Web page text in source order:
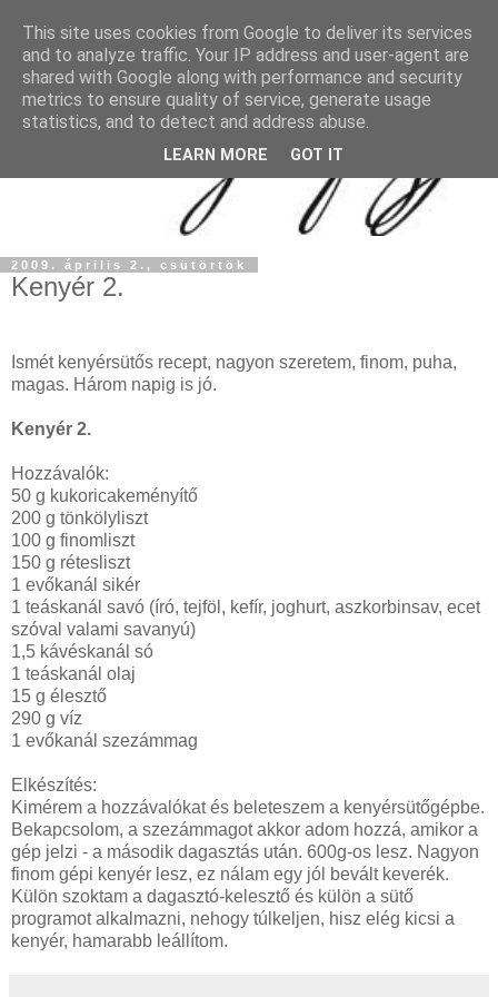
2009. április 2., csütörtök
Kenyér 2.
Ismét kenyérsütős recept, nagyon szeretem, finom, puha,
magas. Három napig is jó.
Kenyér 2.
Hozzávalók:
50 g kukoricakeményítő
200 g tönkölyliszt
100 g finomliszt
150 g rétesliszt
1 evőkanál sikér
1 teáskanál savó (író, tejföl, kefír, joghurt, aszkorbinsav, ecet
szóval valami savanyú)
1,5 kávéskanál só
1 teáskanál olaj
15 g élesztő
290 g víz
1 evőkanál szezámmag
Elkészítés:
Kimérem a hozzávalókat és beleteszem a kenyérsütőgépbe.
Bekapcsolom, a szezámmagot akkor adom hozzá, amikor a
gép jelzi - a második dagasztás után. 600g-os lesz. Nagyon
finom gépi kenyér lesz, ez nálam egy jól bevált keverék.
Külön szoktam a dagasztó-kelesztő és külön a sütő
programot alkalmazni, nehogy túlkeljen, hisz elég kicsi a
kenyér, hamarabb leállítom.
This site uses cookies from Google to deliver its services
and to analyze traffic. Your IP address and user-agent are
shared with Google along with performance and security
metrics to ensure quality of service, generate usage
statistics, and to detect and address abuse.
LEARN MORE GOT IT